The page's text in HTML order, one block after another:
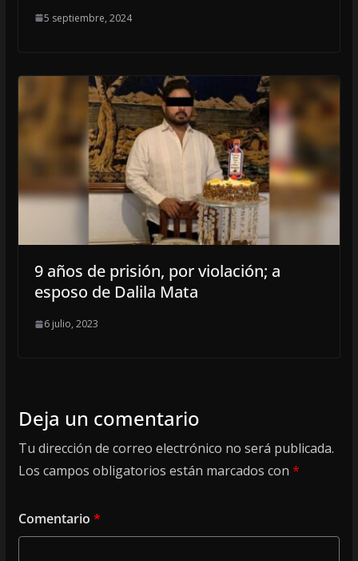
5 septiembre, 2024
9 años de prisión, por violación; a
esposo de Dalila Mata
6 julio, 2023
Deja un comentario
Tu dirección de correo electrónico no será publicada.
Los campos obligatorios están marcados con *
Comentario *